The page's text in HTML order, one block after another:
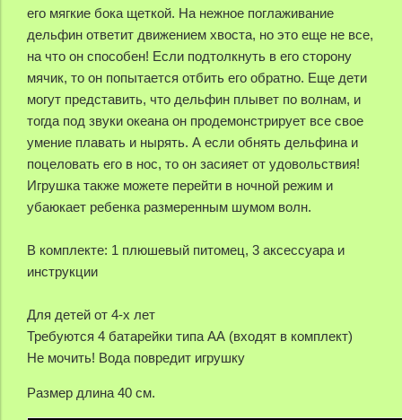
его мягкие бока щеткой. На нежное поглаживание
дельфин ответит движением хвоста, но это еще не все,
на что он способен! Если подтолкнуть в его сторону
мячик, то он попытается отбить его обратно. Еще дети
могут представить, что дельфин плывет по волнам, и
тогда под звуки океана он продемонстрирует все свое
умение плавать и нырять. А если обнять дельфина и
поцеловать его в нос, то он засияет от удовольствия!
Игрушка также можете перейти в ночной режим и
убаюкает ребенка размеренным шумом волн.
В комплекте: 1 плюшевый питомец, 3 аксессуара и
инструкции
Для детей от 4-х лет
Требуются 4 батарейки типа АА (входят в комплект)
Не мочить! Вода повредит игрушку
Размер длина 40 см.